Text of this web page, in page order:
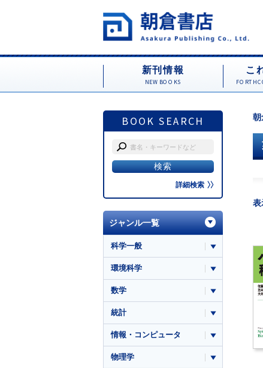
新刊情報
NEW BOOKS
こ
BOOK SEARCH
詳細検索
朝
表
ジャンル一覧
科学一般
環境科学
数学
統計
情報・コンピュータ
物理学